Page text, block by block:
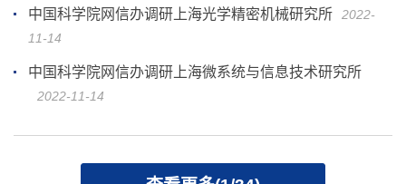
中国科学院网信办调研上海光学精密机械研究所
2022-
11-14
中国科学院网信办调研上海微系统与信息技术研究所
2022-11-14